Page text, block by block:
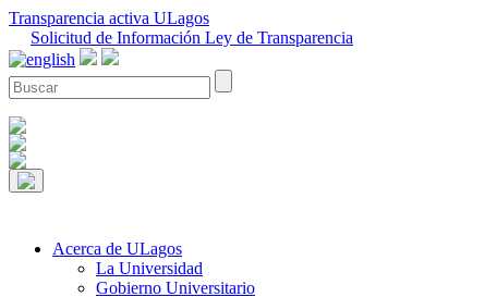
Transparencia activa ULagos
Solicitud de Información Ley de Transparencia
Acerca de ULagos
La Universidad
Gobierno Universitario